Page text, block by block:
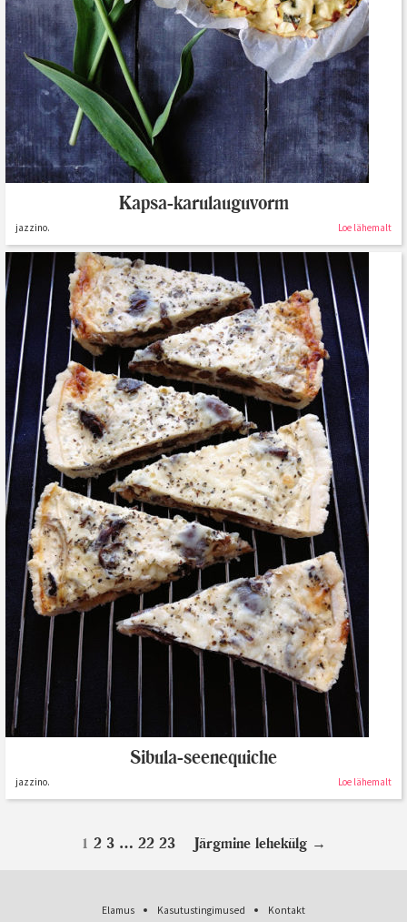
Kapsa-karulauguvorm
jazzino. Loe lähemalt
Sibula-seenequiche
jazzino. Loe lähemalt
1 2 3 … 22 23 Järgmine lehekülg →
Elamus Kasutustingimused Kontakt